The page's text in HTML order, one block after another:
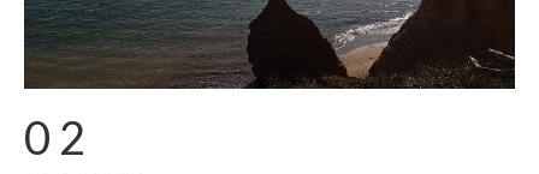
0 2